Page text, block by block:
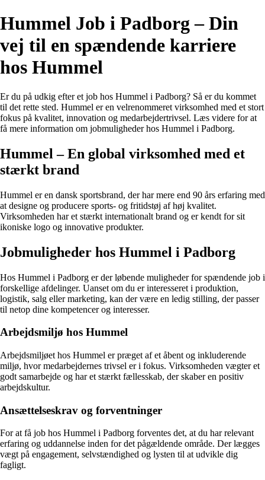
Hummel Job i Padborg – Din
vej til en spændende karriere
hos Hummel
Er du på udkig efter et job hos Hummel i Padborg? Så er du kommet
til det rette sted. Hummel er en velrenommeret virksomhed med et stort
fokus på kvalitet, innovation og medarbejdertrivsel. Læs videre for at
få mere information om jobmuligheder hos Hummel i Padborg.
Hummel – En global virksomhed med et
stærkt brand
Hummel er en dansk sportsbrand, der har mere end 90 års erfaring med
at designe og producere sports- og fritidstøj af høj kvalitet.
Virksomheden har et stærkt internationalt brand og er kendt for sit
ikoniske logo og innovative produkter.
Jobmuligheder hos Hummel i Padborg
Hos Hummel i Padborg er der løbende muligheder for spændende job i
forskellige afdelinger. Uanset om du er interesseret i produktion,
logistik, salg eller marketing, kan der være en ledig stilling, der passer
til netop dine kompetencer og interesser.
Arbejdsmiljø hos Hummel
Arbejdsmiljøet hos Hummel er præget af et åbent og inkluderende
miljø, hvor medarbejdernes trivsel er i fokus. Virksomheden vægter et
godt samarbejde og har et stærkt fællesskab, der skaber en positiv
arbejdskultur.
Ansættelseskrav og forventninger
For at få job hos Hummel i Padborg forventes det, at du har relevant
erfaring og uddannelse inden for det pågældende område. Der lægges
vægt på engagement, selvstændighed og lysten til at udvikle dig
fagligt.